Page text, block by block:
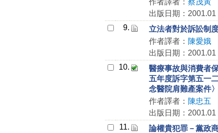
作者譯者： 蔡茂寅
出版日期：2001.01
9.
立法者對於訴訟制
作者譯者： 陳愛娥
出版日期：2001.01
10.
醫療事故與消費者
五年度訴字第五一
念醫院肩難產案件
作者譯者： 陳忠五
出版日期：2001.01
11.
論權貴犯罪－黨政